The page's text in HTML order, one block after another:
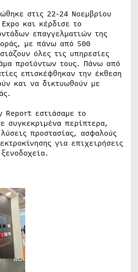
στις 22-24 Νοεμβρίου
και κέρδισε το
επαγγελματιών της
με πάνω από 500
όλες τις υπηρεσίες
προϊόντων τους. Πάνω από
επισκέφθηκαν την έκθεση
και να δικτυωθούν με
εστιάσαμε το
συγκεκριμένα περίπτερα,
προστασίας, ασφαλούς
για επιχειρήσεις